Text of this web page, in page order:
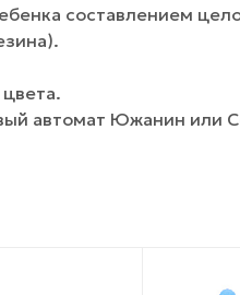
составлением
автомат Южанин или